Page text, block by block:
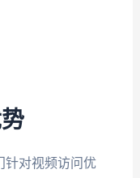
针对视频访问优